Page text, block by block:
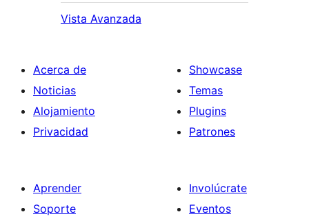
Vista Avanzada
Acerca de
Noticias
Alojamiento
Privacidad
Showcase
Temas
Plugins
Patrones
Aprender
Soporte
Involúcrate
Eventos